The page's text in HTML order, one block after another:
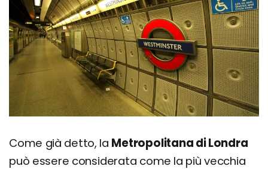
Come già detto, la Metropolitana di Londra
può essere considerata come la più vecchia